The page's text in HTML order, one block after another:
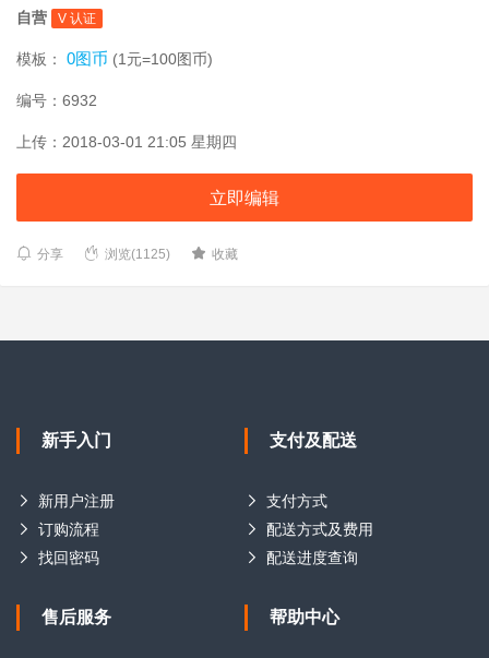
自营 V 认证
模板： 0图币 (1元=100图币)
编号：6932
上传：2018-03-01 21:05 星期四
立即编辑
分享 浏览(1125) 收藏
新手入门
新用户注册
订购流程
找回密码
支付及配送
支付方式
配送方式及费用
配送进度查询
售后服务 帮助中心